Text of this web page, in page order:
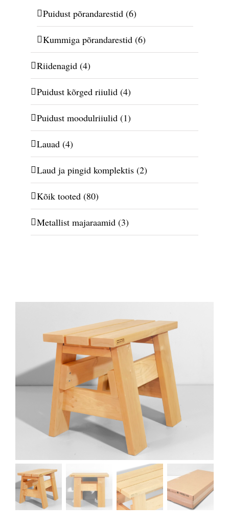
Puidust põrandarestid (6)
Kummiga põrandarestid (6)
Riidenagid (4)
Puidust kõrged riiulid (4)
Puidust moodulriiulid (1)
Lauad (4)
Laud ja pingid komplektis (2)
Kõik tooted (80)
Metallist majaraamid (3)